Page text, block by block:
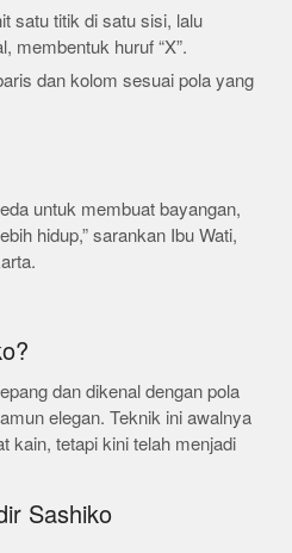
satu titik di satu sisi, lalu
membentuk huruf “X”.
dan kolom sesuai pola yang
untuk membuat bayangan,
hidup,” sarankan Ibu Wati,
dan dikenal dengan pola
elegan. Teknik ini awalnya
kain, tetapi kini telah menjadi
Sashiko